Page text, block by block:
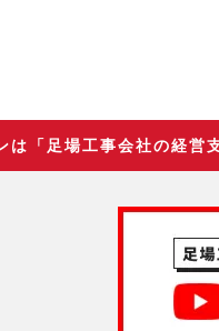
は「足場工事会社の経